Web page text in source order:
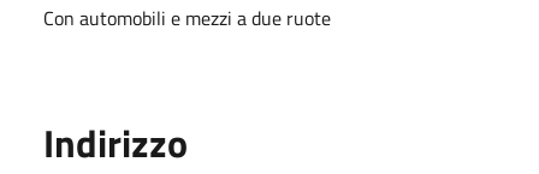
Con automobili e mezzi a due ruote
Indirizzo